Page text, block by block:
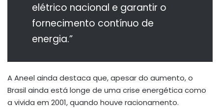
elétrico nacional e garantir o
fornecimento contínuo de
energia.”
A Aneel ainda destaca que, apesar do aumento, o
Brasil ainda está longe de uma crise energética como
a vivida em 2001, quando houve racionamento.